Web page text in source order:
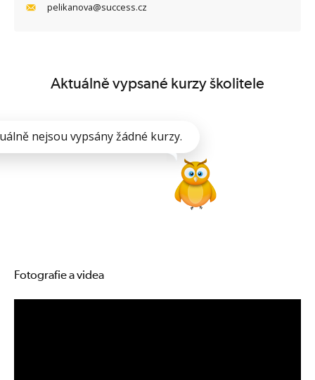
pelikanova@success.cz
Aktuálně vypsané kurzy školitele
nejsou vypsány žádné kurzy.
Fotografie a videa